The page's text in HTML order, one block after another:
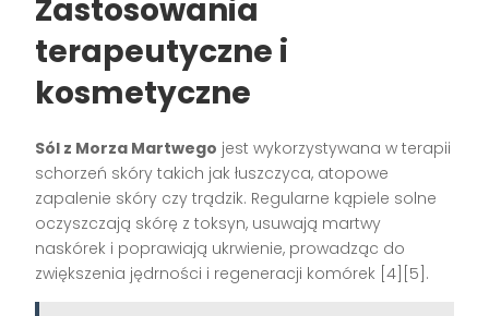
Zastosowania
terapeutyczne i
kosmetyczne
Sól z Morza Martwego jest wykorzystywana w terapii
schorzeń skóry takich jak łuszczyca, atopowe
zapalenie skóry czy trądzik. Regularne kąpiele solne
oczyszczają skórę z toksyn, usuwają martwy
naskórek i poprawiają ukrwienie, prowadząc do
zwiększenia jędrności i regeneracji komórek [4][5].